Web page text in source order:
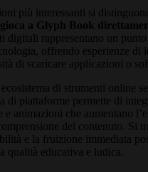
più interessanti si
gioca a Glyph Book
digitali rappresentano un
offrendo esperienze di
di scaricare applicazioni o
di strumenti online
di piattaforme permette di
e animazioni che aumentano
del contenuto. Si
e la fruizione immediata
qualità educativa e ludica.